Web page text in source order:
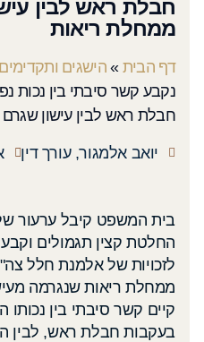
חבלת ראש לבין
ממחלת ריאות
דף הבית »הישגים ותקדימים
נקבע קשר סיבתי בין נכות
חבלת ראש לבין עישון
יואב אלמגור, עורך דין
בית המשפט קיבל ערעור
החלטת קצין תגמולים
לזכויות של אלמנת חלל
ממחלת ריאות שנגרמה
קיים קשר סיבתי בין
בעקבות חבלת ראש, לבין